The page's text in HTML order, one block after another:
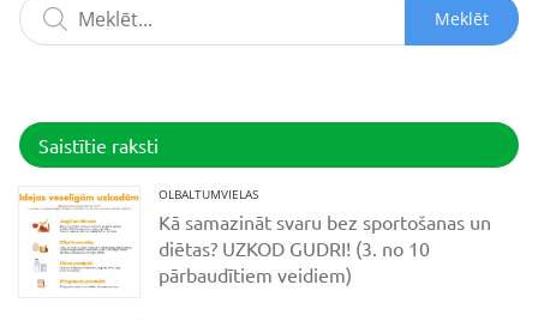
Meklēt
Saistītie raksti
OLBALTUMVIELAS
Kā samazināt svaru bez sportošanas un
diētas? UZKOD GUDRI! (3. no 10
pārbaudītiem veidiem)